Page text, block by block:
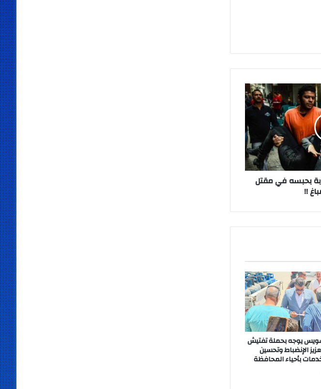
بحبسه في مقتل
!!
يوجه بحملة تفتيش
الإنضباط وتحسين
بأحياء المحافظة